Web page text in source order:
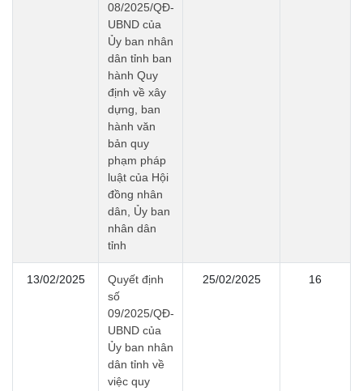
08/2025/QĐ-
UBND của
Ủy ban nhân
dân tỉnh ban
hành Quy
định về xây
dựng, ban
hành văn
bản quy
phạm pháp
luật của Hội
đồng nhân
dân, Ủy ban
nhân dân
tỉnh
13/02/2025
Quyết định
số
09/2025/QĐ-
UBND của
Ủy ban nhân
dân tỉnh về
việc quy
25/02/2025 16